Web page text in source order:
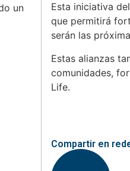
Esta iniciativa
que permitirá
serán las
Estas alianzas
comunidades,
Life.
Compartir en